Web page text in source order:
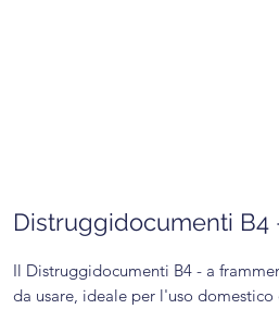
Distruggidocumenti B4
Il Distruggidocumenti B4 - a
da usare, ideale per l'uso